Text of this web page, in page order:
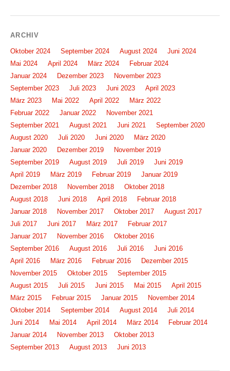
ARCHIV
Oktober 2024 September 2024 August 2024
Juni 2024
Mai 2024
April 2024 März 2024
Februar 2024
Januar 2024
Dezember 2023
November 2023
September 2023
Juli 2023 Juni 2023
April 2023
März 2023
Mai 2022 April 2022
März 2022
Februar 2022
Januar 2022
November 2021
September 2021
August 2021 Juni 2021
September 2020
August 2020
Juli 2020 Juni 2020
März 2020
Januar 2020
Dezember 2019
November 2019
September 2019
August 2019 Juli 2019
Juni 2019
April 2019
März 2019 Februar 2019
Januar 2019
Dezember 2018
November 2018
Oktober 2018
August 2018
Juni 2018 April 2018
Februar 2018
Januar 2018
November 2017 Oktober 2017
August 2017
Juli 2017
Juni 2017 März 2017
Februar 2017
Januar 2017
November 2016
Oktober 2016
September 2016
August 2016 Juli 2016
Juni 2016
April 2016
März 2016 Februar 2016
Dezember 2015
November 2015
Oktober 2015
September 2015
August 2015
Juli 2015 Juni 2015 Mai 2015
April 2015
März 2015
Februar 2015 Januar 2015
November 2014
Oktober 2014
September 2014 August 2014
Juli 2014
Juni 2014
Mai 2014 April 2014 März 2014
Februar 2014
Januar 2014
November 2013
Oktober 2013
September 2013
August 2013 Juni 2013